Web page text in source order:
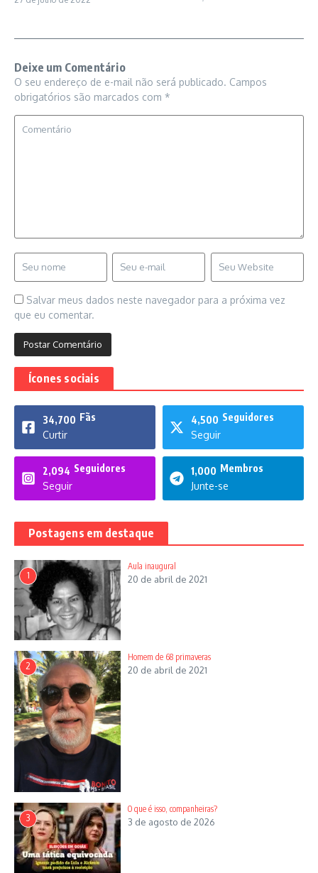
Deixe um Comentário
O seu endereço de e-mail não será publicado. Campos
obrigatórios são marcados com *
Salvar meus dados neste navegador para a próxima vez
que eu comentar.
Ícones sociais
34,700 Fãs
Curtir
4,500 Seguidores
Seguir
2,094 Seguidores
Seguir
1,000 Membros
Junte-se
Postagens em destaque
1
Aula inaugural
20 de abril de 2021
2
Homem de 68 primaveras
20 de abril de 2021
3
O que é isso, companheiras?
3 de agosto de 2026